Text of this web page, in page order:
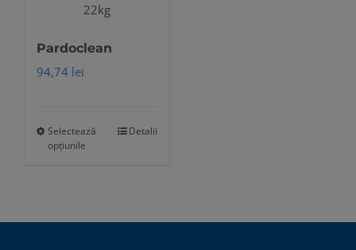
Pardoclean
94,74 lei
Selectează
opțiunile
Acest
multe
Detalii